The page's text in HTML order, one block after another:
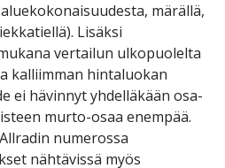
märällä,
Lisäksi
vertailun ulkopuolelta
kalliimman hintaluokan
ei hävinnyt yhdelläkään osa-
murto-osaa enempää.
numerossa
nähtävissä myös